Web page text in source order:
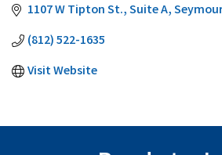
1107 W Tipton St., Suite A
(812) 522-1635
Visit Website